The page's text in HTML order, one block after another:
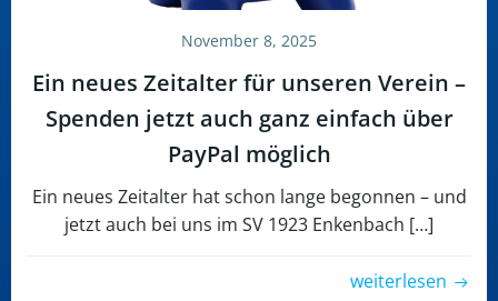
November 8, 2025
Ein neues Zeitalter für unseren Verein –
Spenden jetzt auch ganz einfach über
PayPal möglich
Ein neues Zeitalter hat schon lange begonnen – und
jetzt auch bei uns im SV 1923 Enkenbach […]
weiterlesen